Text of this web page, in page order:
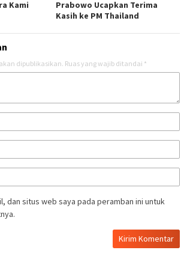
Kami
Prabowo Ucapkan Terima
Kasih ke PM Thailand
dipublikasikan. Ruas yang wajib ditandai *
dan situs web saya pada peramban ini untuk